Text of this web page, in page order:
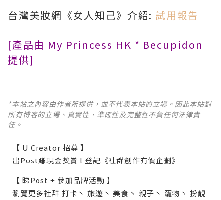
台灣美妝網《女人知己》介紹: 試用報告
[產品由 My Princess HK * Becupidon
提供]
*本站之內容由作者所提供，並不代表本站的立場。因此本站對
所有博客的立場、真實性、準確性及完整性不負任何法律責
任。
【 U Creator 招募 】
出Post賺現金獎賞 l 登記《社群創作有價企劃》
【 睇Post + 參加品牌活動 】
瀏覽更多社群 打卡 丶 旅遊 丶 美食 丶 親子 丶 寵物 丶 扮靚